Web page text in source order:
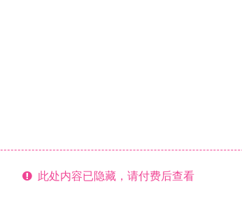
此处内容已隐藏，请付费后查看